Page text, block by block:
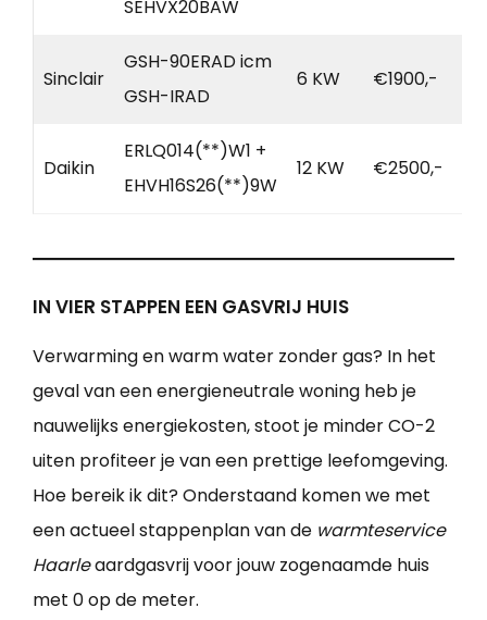
SEHVX20BAW
Sinclair
GSH-90ERAD icm
GSH-IRAD
6 KW €1900,-
Daikin
ERLQ014(**)W1 +
EHVH16S26(**)9W
12 KW €2500,-
IN VIER STAPPEN EEN GASVRIJ HUIS
Verwarming en warm water zonder gas? In het
geval van een energieneutrale woning heb je
nauwelijks energiekosten, stoot je minder CO-2
uiten profiteer je van een prettige leefomgeving.
Hoe bereik ik dit? Onderstaand komen we met
een actueel stappenplan van de warmteservice
Haarleaardgasvrij voor jouw zogenaamde huis
met 0 op de meter.